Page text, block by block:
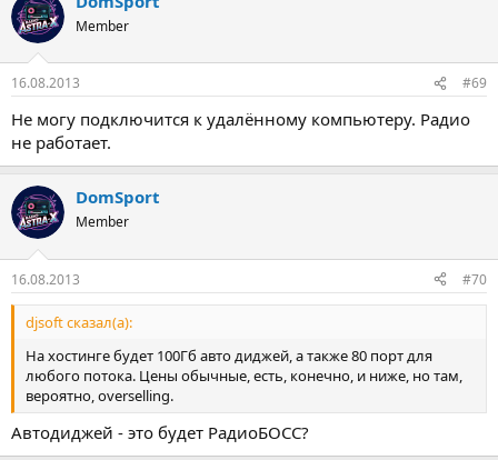
Member
16.08.2013 #69
Не могу подключится к удалённому компьютеру. Радио
не работает.
DomSport
Member
16.08.2013 #70
djsoft сказал(а):
На хостинге будет 100Гб авто диджей, а также 80 порт для
любого потока. Цены обычные, есть, конечно, и ниже, но там,
вероятно, overselling.
Автодиджей - это будет РадиоБОСС?